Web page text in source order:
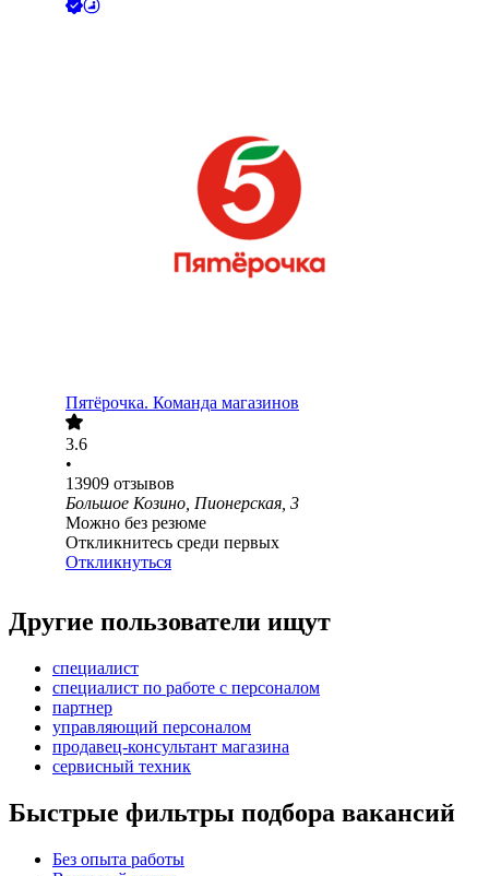
Пятёрочка. Команда магазинов
3.6
•
13909 отзывов
Большое Козино, Пионерская, 3
Можно без резюме
Откликнитесь среди первых
Откликнуться
Другие пользователи ищут
специалист
специалист по работе с персоналом
партнер
управляющий персоналом
продавец-консультант магазина
сервисный техник
Быстрые фильтры подбора вакансий
Без опыта работы